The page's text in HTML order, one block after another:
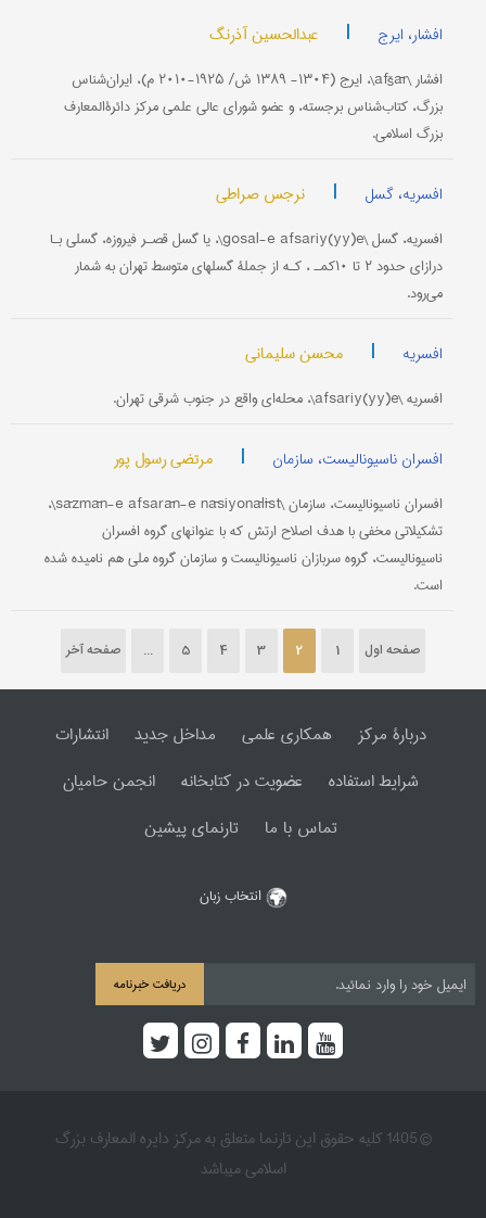
افشار، ایرج | عبدالحسین آذرنگ
افشار \afšār\، ایرج (۱۳۰۴- ۱۳۸۹ ش/ ۱۹۲۵-۲۰۱۰ م)، ایران‌شناس
بزرگ، کتاب‌شناس برجسته، و عضو شورای عالی علمی مرکز دائرةالمعارف
بزرگ اسلامی.
افسریه، گسل | نرجس صراطی
افسریه، گسل \gosal-e afsariy(yy)e\، یا گسل قصـر فیروزه، گسلی بـا
درازای حدود ۲ تا ۱۰کمـ ، کـه از جملۀ گسلهای متوسط تهران به شمار
می‌رود.
افسریه | محسن سلیمانی
افسریه \afsariy(yy)e\، محله‌ای واقع در جنوب شرقی تهران.
افسران ناسیونالیست، سازمان | مرتضی رسول پور
افسران ناسیونالیست، سازمان \sāzmān-e afsarān-e nāsiyonālīst\،
تشکیلاتی مخفی با هدف اصلاح ارتش که با عنوانهای گروه افسران
ناسیونالیست، گروه سربازان ناسیونالیست و سازمان گروه ملی هم نامیده شده
است.
صفحه اول 1
2
3
4
5
... صفحه آخر
دربارۀ مرکز همکاری علمی مداخل جدید
انتشارات
شرایط استفاده
عضویت در کتابخانه
انجمن حامیان
تماس با ما
تارنمای پیشین
انتخاب زبان
دریافت خبرنامه
© 1405 کلیه حقوق این تارنما متعلق به مرکز دایره المعارف بزرگ
اسلامی میباشد